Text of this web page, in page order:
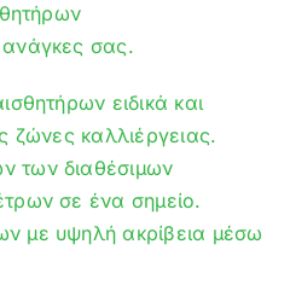
σας.
ειδικά και
ζώνες καλλιέργειας.
των διαθέσιμων
σε ένα σημείο.
με υψηλή ακρίβεια μέσω